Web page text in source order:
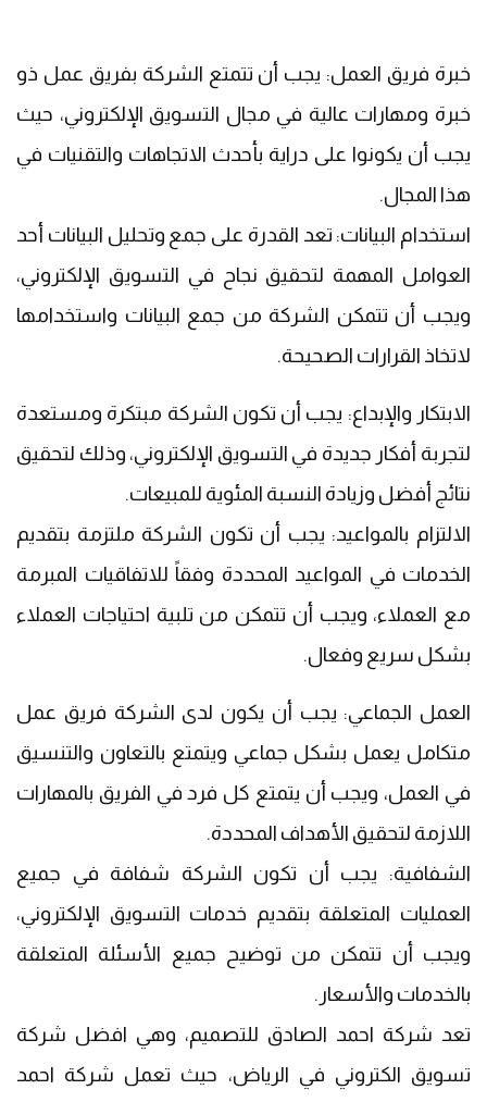
خبرة فريق العمل: يجب أن تتمتع الشركة بفريق عمل ذو
خبرة ومهارات عالية في مجال التسويق الإلكتروني، حيث
يجب أن يكونوا على دراية بأحدث الاتجاهات والتقنيات في
هذا المجال.
استخدام البيانات: تعد القدرة على جمع وتحليل البيانات أحد
العوامل المهمة لتحقيق نجاح في التسويق الإلكتروني،
ويجب أن تتمكن الشركة من جمع البيانات واستخدامها
لاتخاذ القرارات الصحيحة.
الابتكار والإبداع: يجب أن تكون الشركة مبتكرة ومستعدة
لتجربة أفكار جديدة في التسويق الإلكتروني، وذلك لتحقيق
نتائج أفضل وزيادة النسبة المئوية للمبيعات.
الالتزام بالمواعيد: يجب أن تكون الشركة ملتزمة بتقديم
الخدمات في المواعيد المحددة وفقاً للاتفاقيات المبرمة
مع العملاء، ويجب أن تتمكن من تلبية احتياجات العملاء
بشكل سريع وفعال.
العمل الجماعي: يجب أن يكون لدى الشركة فريق عمل
متكامل يعمل بشكل جماعي ويتمتع بالتعاون والتنسيق
في العمل، ويجب أن يتمتع كل فرد في الفريق بالمهارات
اللازمة لتحقيق الأهداف المحددة.
الشفافية: يجب أن تكون الشركة شفافة في جميع
العمليات المتعلقة بتقديم خدمات التسويق الإلكتروني،
ويجب أن تتمكن من توضيح جميع الأسئلة المتعلقة
بالخدمات والأسعار.
تعد شركة احمد الصادق للتصميم، وهي افضل شركة
تسويق الكتروني في الرياض، حيث تعمل شركة احمد